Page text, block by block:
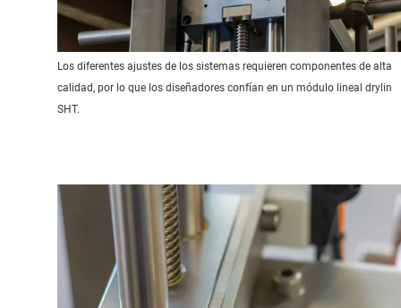
Los diferentes ajustes de los sistemas requieren componentes de alta
calidad, por lo que los diseñadores confían en un módulo lineal drylin
SHT.